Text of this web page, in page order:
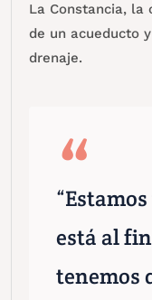
La Constancia, la
de un acueducto
drenaje.
está al
tenemos